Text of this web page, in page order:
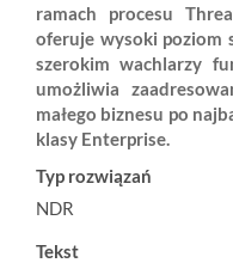
ramach procesu
oferuje wysoki poziom
szerokim wachlarzy
umożliwia
małego biznesu po
klasy Enterprise.
Typ rozwiązań
NDR
Tekst